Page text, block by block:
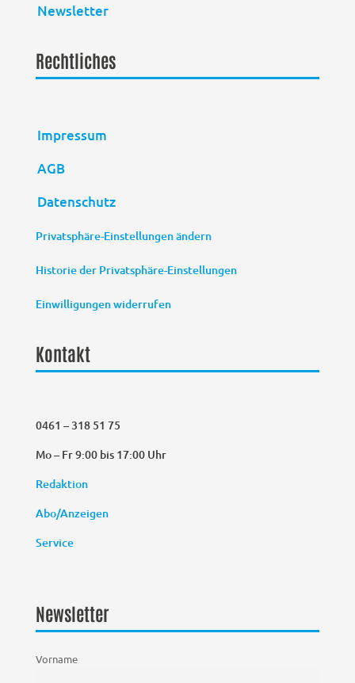
Newsletter
Rechtliches
Impressum
AGB
Datenschutz
Privatsphäre-Einstellungen ändern
Historie der Privatsphäre-Einstellungen
Einwilligungen widerrufen
Kontakt
0461 – 318 51 75
Mo – Fr 9:00 bis 17:00 Uhr
Redaktion
Abo/Anzeigen
Service
Newsletter
Vorname